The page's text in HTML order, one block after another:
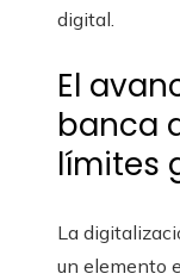
digital.
El
banca
límites
La
un elemento